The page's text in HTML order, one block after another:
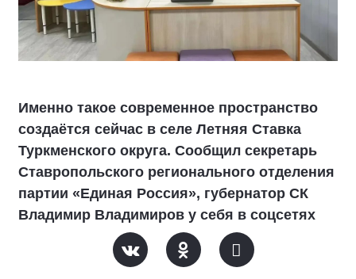
Именно такое современное пространство
создаётся сейчас в селе Летняя Ставка
Туркменского округа. Сообщил секретарь
Ставропольского регионального отделения
партии «Единая Россия», губернатор СК
Владимир Владимиров у себя в соцсетях